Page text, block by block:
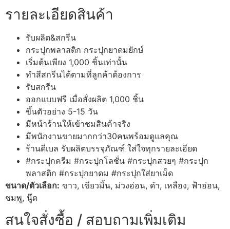
รายละเอียดสินค้า
รับผลิต&สกรีน
กระปุกพลาสติก กระปุกยาดมยักษ์
เริ่มต้นเพียง 1,000 ชิ้นเท่านั้น
ทำสีสกรีนได้ตามที่ลูกค้าต้องการ
รับสกรีน
ออกแบบฟรี เมื่อสั่งผลิต 1,000 ชิ้น
ขึ้นตัวอย่าง 5-15 วัน
มีหน้าร้านให้เข้าชมสินค้าจริง
มีพนักงานขายมากกว่า30คนพร้อมดูแลคุณ
ร้านดีเบล รับผลิตบรรจุภัณฑ์ ใส่ใจทุกรายละเอียด
#กระปุกครีม #กระปุกโลชั่น #กระปุกสวยๆ #กระปุก
พลาสติก #กระปุกยาดม #กระปุกใส่ยาเม็ด
ขนาด/ตัวเลือก: ขาว, เขียวมิ้น, ม่วงอ่อน, ดำ, เหลือง, ฟ้าอ่อน,
ชมพู, นู๊ด
สนใจสั่งซื้อ / สอบถามเพิ่มเติม